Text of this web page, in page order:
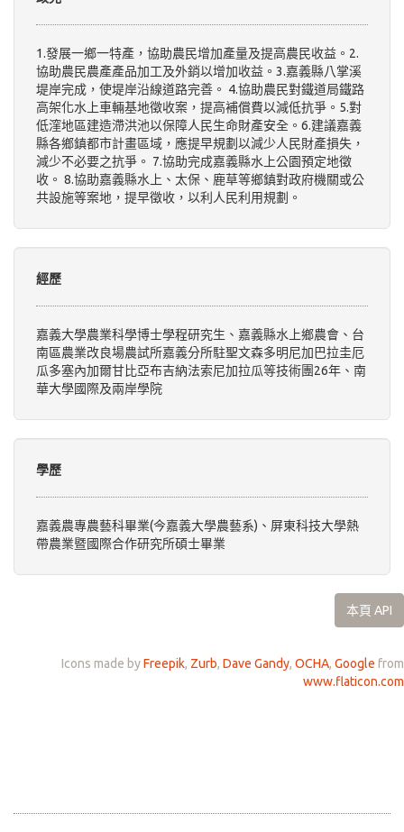
1.發展一鄉一特產，協助農民增加產量及提高農民收益。2.
協助農民農產產品加工及外銷以增加收益。3.嘉義縣八掌溪
堤岸完成，使堤岸沿線道路完善。 4.協助農民對鐵道局鐵路
高架化水上車輛基地徵收案，提高補償費以減低抗爭。5.對
低漥地區建造滯洪池以保障人民生命財產安全。6.建議嘉義
縣各鄉鎮都市計畫區域，應提早規劃以減少人民財產損失，
減少不必要之抗爭。 7.協助完成嘉義縣水上公園預定地徵
收。 8.協助嘉義縣水上、太保、鹿草等鄉鎮對政府機關或公
共設施等案地，提早徵收，以利人民利用規劃。
經歷
嘉義大學農業科學博士學程研究生、嘉義縣水上鄉農會、台
南區農業改良場農試所嘉義分所駐聖文森多明尼加巴拉圭厄
瓜多塞內加爾甘比亞布吉納法索尼加拉瓜等技術團26年、南
華大學國際及兩岸學院
學歷
嘉義農專農藝科畢業(今嘉義大學農藝系)、屏東科技大學熱
帶農業暨國際合作研究所碩士畢業
本頁 API
Icons made byFreepik, Zurb, Dave Gandy, OCHA, Google from
www.flaticon.com